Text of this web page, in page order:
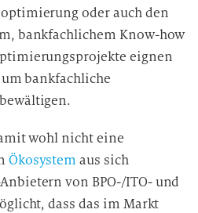
oder auch den
bankfachlichem Know-how
eignen
bankfachliche
wohl nicht eine
Ökosystem aus sich
von BPO-/ITO- und
dass das im Markt